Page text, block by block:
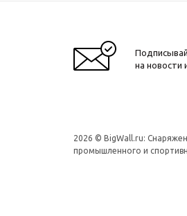
на новости
2026 © BigWall.ru:
промышленного и